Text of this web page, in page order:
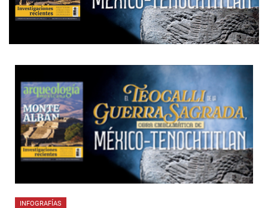
INFOGRAFÍAS